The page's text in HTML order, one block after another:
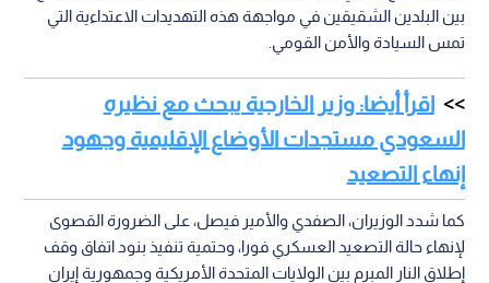
بين البلدين الشقيقين في مواجهة هذه التهديدات الاعتداءية التي
تمس السيادة والأمن القومي.
اقرأ أيضا: وزير الخارجية يبحث مع نظيره
السعودي مستجدات الأوضاع الإقليمية وجهود
إنهاء التصعيد
كما شدد الوزيران، الصفدي والأمير فيصل، على الضرورة القصوى
لإنهاء حالة التصعيد العسكري فورا، وحتمية تنفيذ بنود اتفاق وقف
إطلاق النار المبرم بين الولايات المتحدة الأمريكية وجمهورية إيران